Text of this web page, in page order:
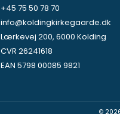
+45 75 50 78 70
info@koldingkirkegaarde.dk
Lærkevej 200, 6000 Kolding
CVR 26241618
EAN 5798 00085 9821
© 2026